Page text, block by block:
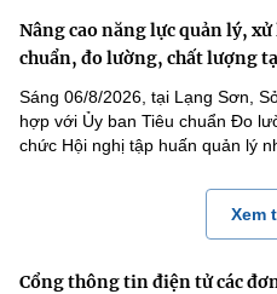
Nâng cao năng lực quản lý,
chuẩn, đo lường, chất lượng
Sáng 06/8/2026, tại Lạng Sơn,
hợp với Ủy ban Tiêu chuẩn Đo
chức Hội nghị tập huấn quản lý
Xem
Cổng thông tin điện tử các